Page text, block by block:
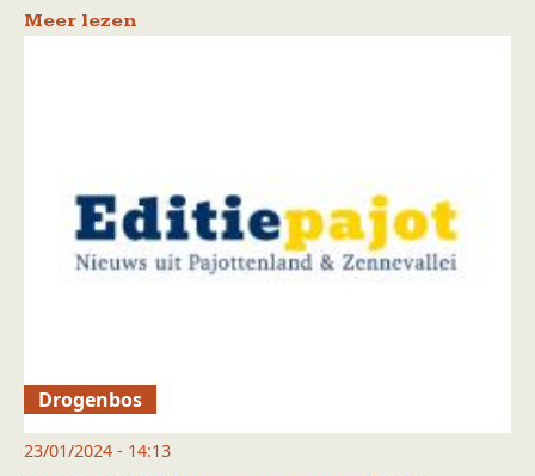
Meer lezen
Drogenbos
23/01/2024 - 14:13